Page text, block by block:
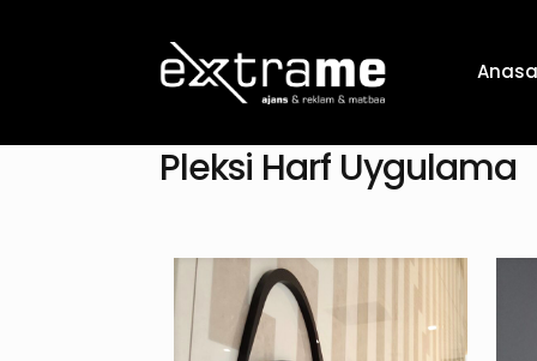
Pleksi Harf Uygulama